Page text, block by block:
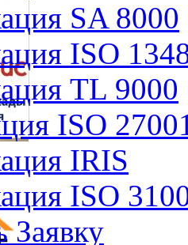
SA 8000
ISO
TL 9000
ISO
IRIS
ISO